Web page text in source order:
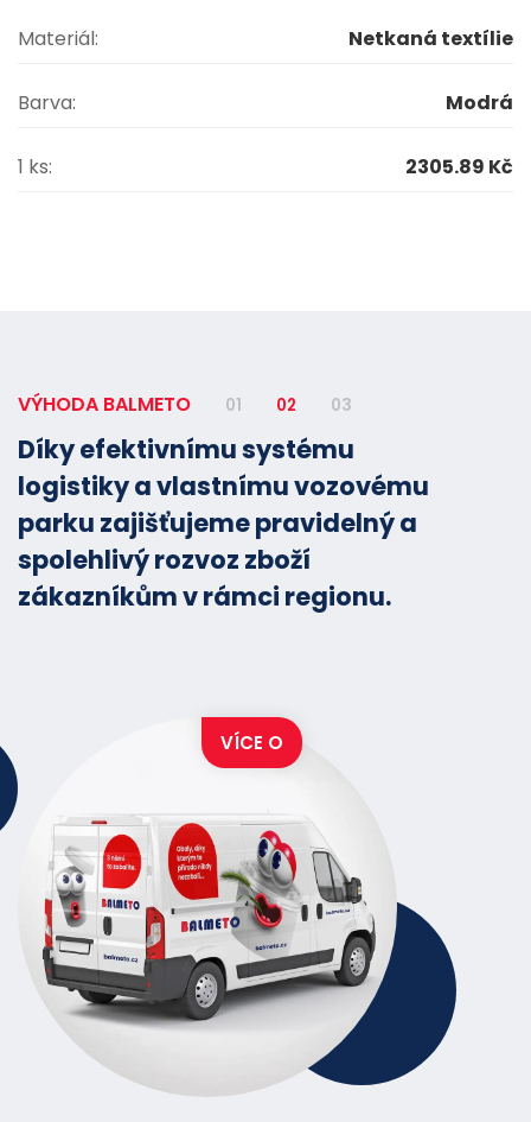
Materiál: Netkaná textílie
Barva: Modrá
1 ks: 2305.89 Kč
VÝHODA BALMETO 01 02 03
Díky efektivnímu systému
logistiky a vlastnímu vozovému
parku zajišťujeme pravidelný a
spolehlivý rozvoz zboží
zákazníkům v rámci regionu.
VÍCE O